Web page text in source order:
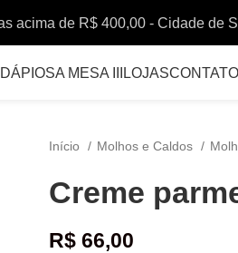
acima de R$ 400,00 - Cidade de
A MESA III LOJASCONTATO
Início Molhos e Caldos
Creme
R$ 66,00